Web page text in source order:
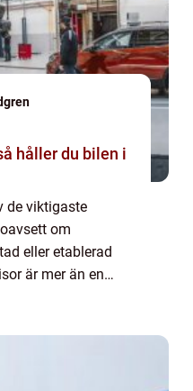
de viktigaste
om
eller etablerad
är mer än en